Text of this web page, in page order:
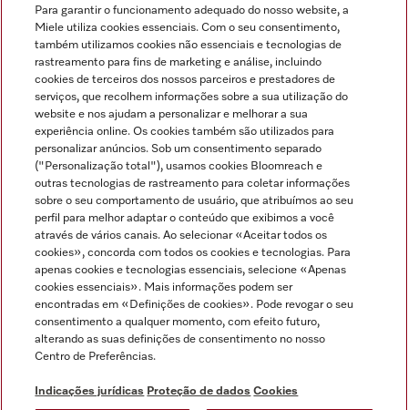
Indicações jurídicas
Condições gerais
Proteção de dados
Condições de utilização
Canal de Ética
Formulário de livre resolução
Miele no Instagram
Miele no Facebook
Miele no Youtube
Para garantir o funcionamento adequado do nosso website, a
Miele utiliza cookies essenciais. Com o seu consentimento,
também utilizamos cookies não essenciais e tecnologias de
rastreamento para fins de marketing e análise, incluindo
cookies de terceiros dos nossos parceiros e prestadores de
serviços, que recolhem informações sobre a sua utilização do
website e nos ajudam a personalizar e melhorar a sua
experiência online. Os cookies também são utilizados para
personalizar anúncios. Sob um consentimento separado
("Personalização total"), usamos cookies Bloomreach e
outras tecnologias de rastreamento para coletar informações
sobre o seu comportamento de usuário, que atribuímos ao seu
perfil para melhor adaptar o conteúdo que exibimos a você
através de vários canais. Ao selecionar «Aceitar todos os
cookies», concorda com todos os cookies e tecnologias. Para
apenas cookies e tecnologias essenciais, selecione «Apenas
cookies essenciais». Mais informações podem ser
encontradas em «Definições de cookies». Pode revogar o seu
consentimento a qualquer momento, com efeito futuro,
alterando as suas definições de consentimento no nosso
Centro de Preferências.
Indicações jurídicas Proteção de dados Cookies